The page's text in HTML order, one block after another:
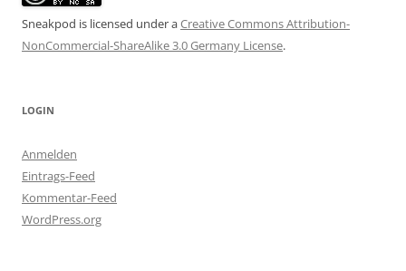
Sneakpod is licensed under aCreative Commons Attribution-
NonCommercial-ShareAlike 3.0 Germany License.
LOGIN
Anmelden
Eintrags-Feed
Kommentar-Feed
WordPress.org